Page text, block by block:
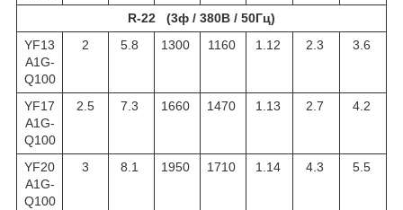
R-22 (3ф / 380В / 50Гц)
YF13
A1G-
Q100
2 5.8 1300 1160 1.12 2.3 3.6
YF17
A1G-
Q100
2.5 7.3 1660 1470 1.13 2.7 4.2
YF20
A1G-
Q100
3 8.1 1950 1710 1.14 4.3 5.5